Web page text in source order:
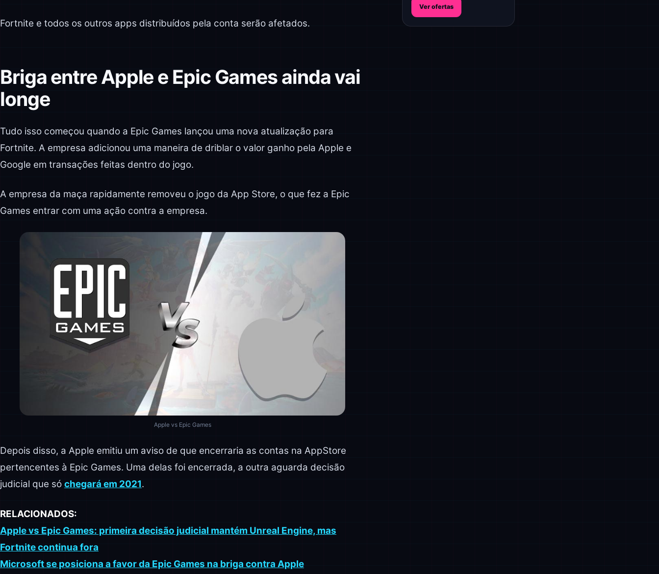
Fortnite e todos os outros apps distribuídos pela conta serão afetados.
Briga entre Apple e Epic Games ainda vai
longe
Tudo isso começou quando a Epic Games lançou uma nova atualização para
Fortnite. A empresa adicionou uma maneira de driblar o valor ganho pela Apple e
Google em transações feitas dentro do jogo.
A empresa da maça rapidamente removeu o jogo da App Store, o que fez a Epic
Games entrar com uma ação contra a empresa.
Apple vs Epic Games
Depois disso, a Apple emitiu um aviso de que encerraria as contas na AppStore
pertencentes à Epic Games. Uma delas foi encerrada, a outra aguarda decisão
judicial que só chegará em 2021.
RELACIONADOS:
Apple vs Epic Games: primeira decisão judicial mantém Unreal Engine, mas
Fortnite continua fora
Microsoft se posiciona a favor da Epic Games na briga contra Apple
Ver ofertas